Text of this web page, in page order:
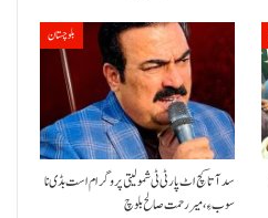
بلوچستان
سد آتا کچ اٹ پارٹی ٹی شمولیتی پروگرام است بڈی نا
سوب ءِ،میر رحمت صالح بلوچ